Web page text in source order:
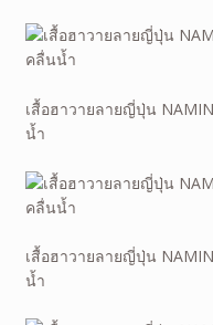
เสื้อฮาวายลายญี่ปุ่น
น้ำ
เสื้อฮาวายลายญี่ปุ่น
น้ำ